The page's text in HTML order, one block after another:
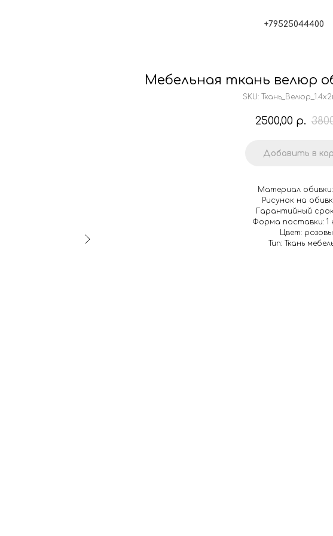
+79525044400
Мебельная ткань велюр
SKU:
2500,00 р.
Добавить в
Материал
Рисунок на
Гарантийный
Форма поставки: 1
Цвет:
Тип: Ткань